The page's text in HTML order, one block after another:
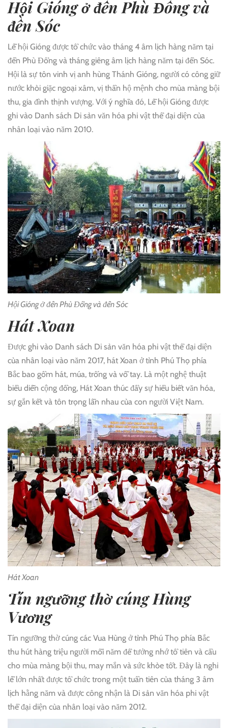
Hội Gióng ở đền Phù Đổng và
đền Sóc
Lễ hội Gióng được tổ chức vào tháng 4 âm lịch hàng năm tại
đền Phù Đổng và tháng giêng âm lịch hàng năm tại đền Sóc.
Hội là sự tôn vinh vị anh hùng Thánh Gióng, người có công giữ
nước khỏi giặc ngoại xâm, vị thần hộ mệnh cho mùa màng bội
thu, gia đình thịnh vượng. Với ý nghĩa đó, Lễ hội Gióng được
ghi vào Danh sách Di sản văn hóa phi vật thể đại diện của
nhân loại vào năm 2010.
Hội Gióng ở đền Phù Đổng và đền Sóc
Hát Xoan
Được ghi vào Danh sách Di sản văn hóa phi vật thể đại diện
của nhân loại vào năm 2017, hát Xoan ở tỉnh Phú Thọ phía
Bắc bao gồm hát, múa, trống và vỗ tay. Là một nghệ thuật
biểu diễn cộng đồng, Hát Xoan thúc đẩy sự hiểu biết văn hóa,
sự gắn kết và tôn trọng lẫn nhau của con người Việt Nam.
Hát Xoan
Tín ngưỡng thờ cúng Hùng
Vương
Tín ngưỡng thờ cúng các Vua Hùng ở tỉnh Phú Thọ phía Bắc
thu hút hàng triệu người mỗi năm để tưởng nhớ tổ tiên và cầu
cho mùa màng bội thu, may mắn và sức khỏe tốt. Đây là nghi
lễ lớn nhất được tổ chức trong một tuần tiên của tháng 3 âm
lịch hằng năm và được công nhận là Di sản văn hóa phi vật
thể đại diện của nhân loại vào năm 2012.